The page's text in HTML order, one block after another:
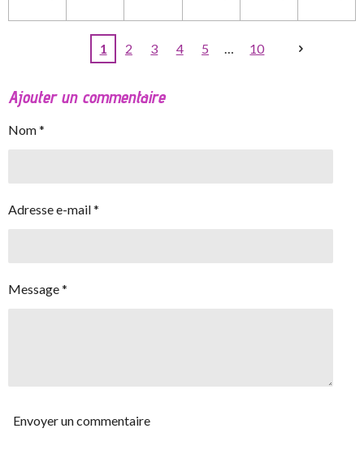
1 2 3 4 5 10
Ajouter un commentaire
Nom *
Adresse e-mail *
Message *
Envoyer un commentaire